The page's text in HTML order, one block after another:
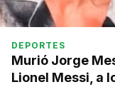
DEPORTES
Murió Jorge
Lionel Messi, a